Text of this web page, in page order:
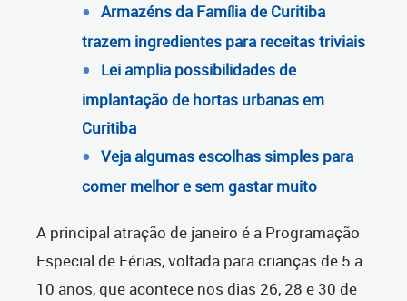
Armazéns da Família de Curitiba
trazem ingredientes para receitas triviais
Lei amplia possibilidades de
implantação de hortas urbanas em
Curitiba
Veja algumas escolhas simples para
comer melhor e sem gastar muito
A principal atração de janeiro é a Programação
Especial de Férias, voltada para crianças de 5 a
10 anos, que acontece nos dias 26, 28 e 30 de